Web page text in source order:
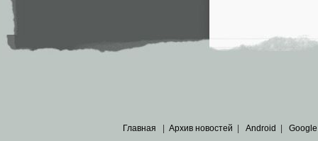
Главная Архив новостей Android Google